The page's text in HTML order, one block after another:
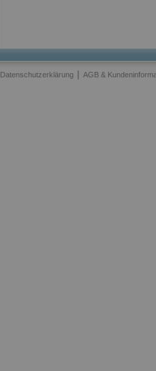
Datenschutzerklärung | AGB &